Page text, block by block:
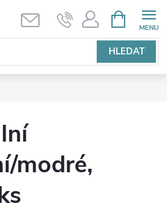
HLEDAT
NÁKUPNÍ
KOŠÍK
modré,